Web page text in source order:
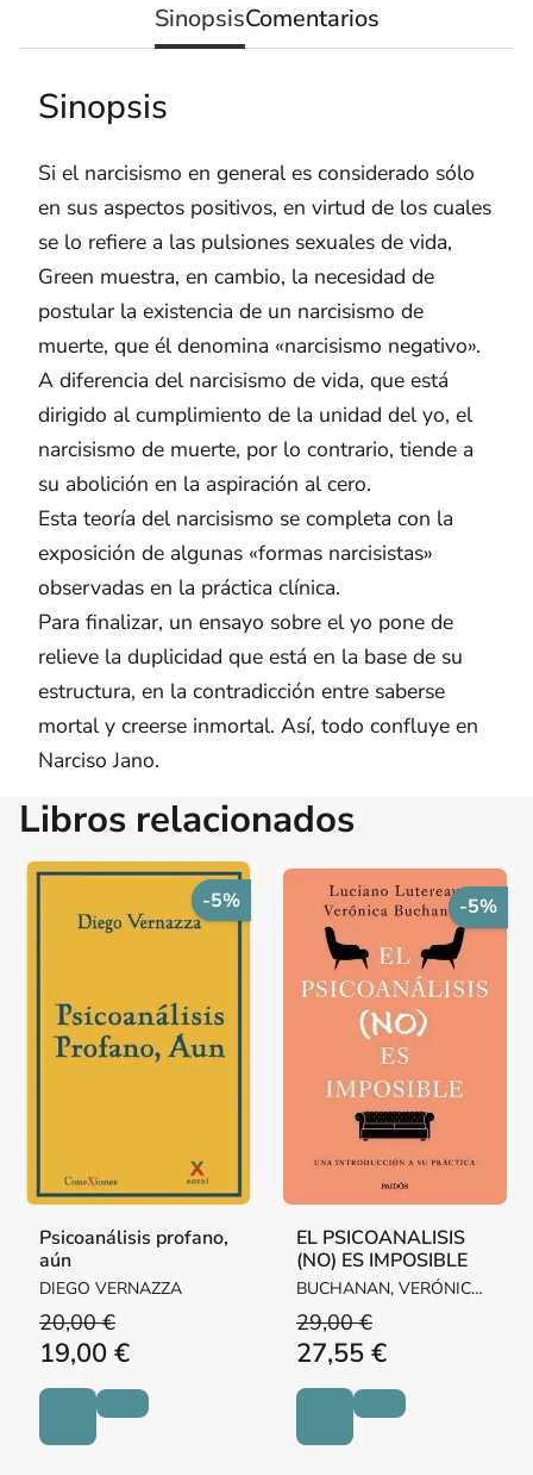
SinopsisComentarios
Sinopsis
Si el narcisismo en general es considerado sólo
en sus aspectos positivos, en virtud de los cuales
se lo refiere a las pulsiones sexuales de vida,
Green muestra, en cambio, la necesidad de
postular la existencia de un narcisismo de
muerte, que él denomina «narcisismo negativo».
A diferencia del narcisismo de vida, que está
dirigido al cumplimiento de la unidad del yo, el
narcisismo de muerte, por lo contrario, tiende a
su abolición en la aspiración al cero.
Esta teoría del narcisismo se completa con la
exposición de algunas «formas narcisistas»
observadas en la práctica clínica.
Para finalizar, un ensayo sobre el yo pone de
relieve la duplicidad que está en la base de su
estructura, en la contradicción entre saberse
mortal y creerse inmortal. Así, todo confluye en
Narciso Jano.
Libros relacionados
-5%
Psicoanálisis profano,
aún
DIEGO VERNAZZA
20,00 €
19,00 €
-5%
EL PSICOANALISIS
(NO) ES IMPOSIBLE
BUCHANAN, VERÓNICA /
LUTEREAU, LUCIANO
29,00 €
27,55 €